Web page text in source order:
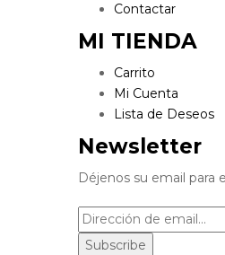
Contactar
MI TIENDA
Carrito
Mi Cuenta
Lista de Deseos
Newsletter
Déjenos su email para